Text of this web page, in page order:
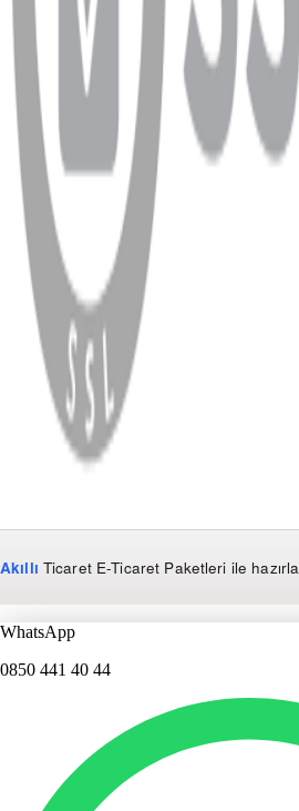
WhatsApp Facebook
Copyright
2026 Dükkan Hifi
Akıllı Ticaret E-Ticaret Paketleri ile
WhatsApp
0850 441 40 44